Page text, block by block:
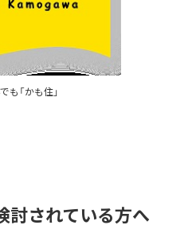
も「かも住」
討されている方へ